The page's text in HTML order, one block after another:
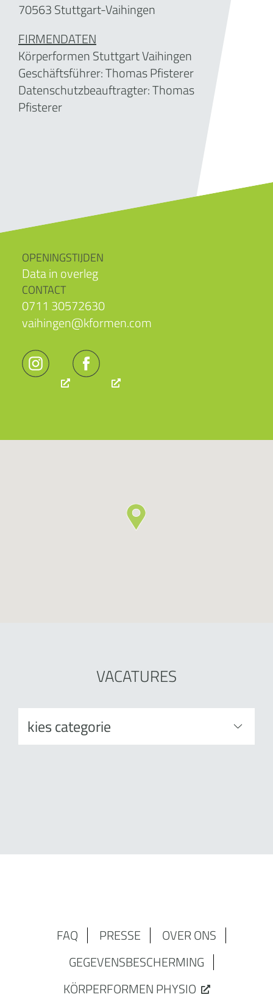
70563 Stuttgart-Vaihingen
FIRMENDATEN
Körperformen Stuttgart Vaihingen
Geschäftsführer:Thomas Pfisterer
Datenschutzbeauftragter: Thomas
Pfisterer
OPENINGSTIJDEN
Data in overleg
CONTACT
0711 30572630
vaihingen@kformen.com
VACATURES
FAQ PRESSE
OVER ONS
GEGEVENSBESCHERMING
KÖRPERFORMEN PHYSIO